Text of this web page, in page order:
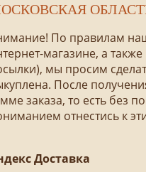
По правилам
магазине, а
мы просим
После
заказа, то есть без
отнестись к
Доставка